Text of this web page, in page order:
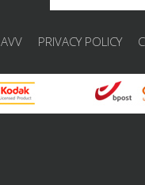
AVV PRIVACY POLICY